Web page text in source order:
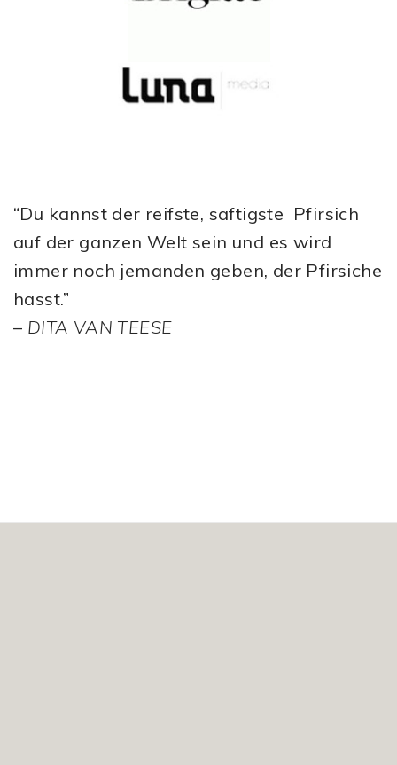
“Du kannst der reifste, saftigste Pfirsich
auf der ganzen Welt sein und es wird
immer noch jemanden geben, der Pfirsiche
hasst.”
– DITA VAN TEESE